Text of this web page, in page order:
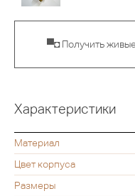
▀◘ Получить
Характеристики
Материал
Цвет корпуса
Размеры